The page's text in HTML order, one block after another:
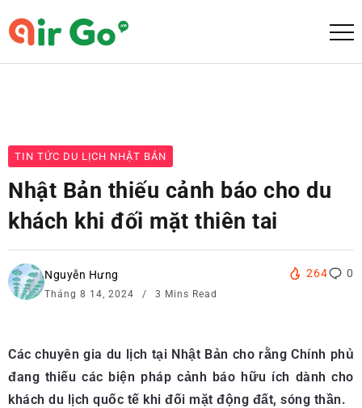
TIN TỨC DU LỊCH NHẬT BẢN
Nhật Bản thiếu cảnh báo cho du
khách khi đối mặt thiên tai
Nguyễn Hưng
Tháng 8 14, 2024 3 Mins Read
264 0
Các chuyên gia du lịch tại Nhật Bản cho rằng Chính phủ
đang thiếu các biện pháp cảnh báo hữu ích dành cho
khách du lịch quốc tế khi đối mặt động đất, sóng thần.